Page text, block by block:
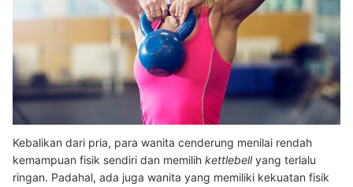
Kebalikan dari pria, para wanita cenderung menilai rendah
kemampuan fisik sendiri dan memilih kettlebellyang terlalu
ringan. Padahal, ada juga wanita yang memiliki kekuatan fisik